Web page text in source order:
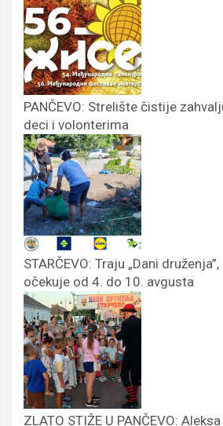
PANČEVO: Strelište čistije
deci i volonterima
STARČEVO: Traju „Dani
očekuje od 4. do 10. avgusta
ZLATO STIŽE U PANČEVO: